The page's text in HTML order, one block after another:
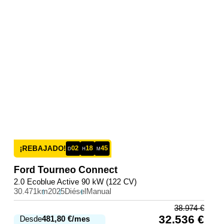
¡REBAJADO! D02 H18 M45
Ford Tourneo Connect
2.0 Ecoblue Active 90 kW (122 CV)
30.471km2025Diésel Manual
Desde481,80 €/mes
38.974€
32.536 €